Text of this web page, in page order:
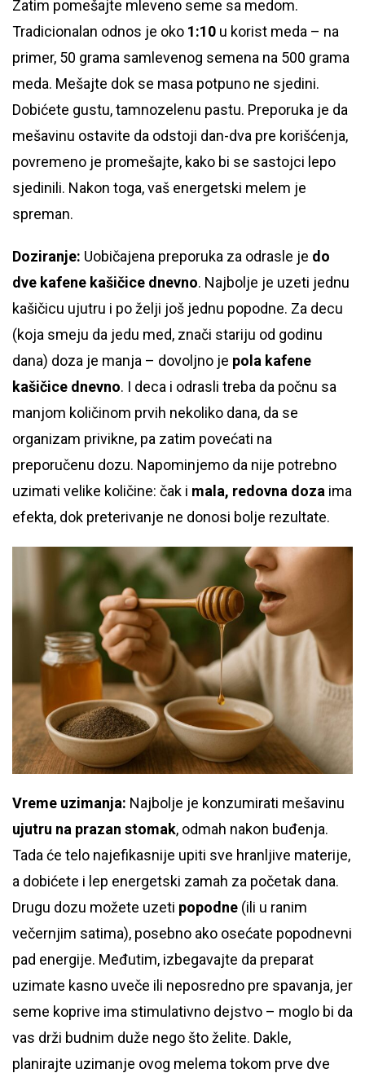
Zatim pomešajte mleveno seme sa medom.
Tradicionalan odnos je oko 1:10 u korist meda – na
primer, 50 grama samlevenog semena na 500 grama
meda. Mešajte dok se masa potpuno ne sjedini.
Dobićete gustu, tamnozelenu pastu. Preporuka je da
mešavinu ostavite da odstoji dan-dva pre korišćenja,
povremeno je promešajte, kako bi se sastojci lepo
sjedinili. Nakon toga, vaš energetski melem je
spreman.
Doziranje: Uobičajena preporuka za odrasle je do
dve kafene kašičice dnevno. Najbolje je uzeti jednu
kašičicu ujutru i po želji još jednu popodne. Za decu
(koja smeju da jedu med, znači stariju od godinu
dana) doza je manja – dovoljno je pola kafene
kašičice dnevno. I deca i odrasli treba da počnu sa
manjom količinom prvih nekoliko dana, da se
organizam privikne, pa zatim povećati na
preporučenu dozu. Napominjemo da nije potrebno
uzimati velike količine: čak i mala, redovna doza ima
efekta, dok preterivanje ne donosi bolje rezultate.
Vreme uzimanja: Najbolje je konzumirati mešavinu
ujutru na prazan stomak, odmah nakon buđenja.
Tada će telo najefikasnije upiti sve hranljive materije,
a dobićete i lep energetski zamah za početak dana.
Drugu dozu možete uzeti popodne (ili u ranim
večernjim satima), posebno ako osećate popodnevni
pad energije. Međutim, izbegavajte da preparat
uzimate kasno uveče ili neposredno pre spavanja, jer
seme koprive ima stimulativno dejstvo – moglo bi da
vas drži budnim duže nego što želite. Dakle,
planirajte uzimanje ovog melema tokom prve dve